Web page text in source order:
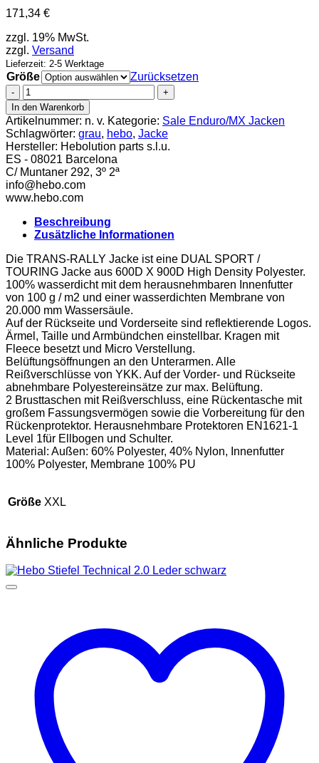
171,34 €
zzgl. 19% MwSt.
zzgl. Versand
Lieferzeit: 2-5 Werktage
Größe
Zurücksetzen
Hebo
Trans
Rally
Jacke
grau
Menge
In den Warenkorb
Artikelnummer: n. v. Kategorie: Sale Enduro/MX Jacken
Schlagwörter: grau, hebo, Jacke
Hersteller: Hebolution parts s.l.u.
ES - 08021 Barcelona
C/ Muntaner 292, 3º 2ª
info@hebo.com
www.hebo.com
Beschreibung
Zusätzliche Informationen
Die TRANS-RALLY Jacke ist eine DUAL SPORT /
TOURING Jacke aus 600D X 900D High Density Polyester.
100% wasserdicht mit dem herausnehmbaren Innenfutter
von 100 g / m2 und einer wasserdichten Membrane von
20.000 mm Wassersäule.
Auf der Rückseite und Vorderseite sind reflektierende Logos.
Ärmel, Taille und Armbündchen einstellbar. Kragen mit
Fleece besetzt und Micro Verstellung.
Belüftungsöffnungen an den Unterarmen. Alle
Reißverschlüsse von YKK. Auf der Vorder- und Rückseite
abnehmbare Polyestereinsätze zur max. Belüftung.
2 Brusttaschen mit Reißverschluss, eine Rückentasche mit
großem Fassungsvermögen sowie die Vorbereitung für den
Rückenprotektor. Herausnehmbare Protektoren EN1621-1
Level 1für Ellbogen und Schulter.
Material: Außen: 60% Polyester, 40% Nylon, Innenfutter
100% Polyester, Membrane 100% PU
Größe XXL
Ähnliche Produkte